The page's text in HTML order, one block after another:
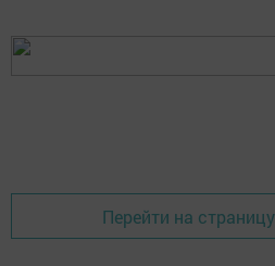
Перейти на